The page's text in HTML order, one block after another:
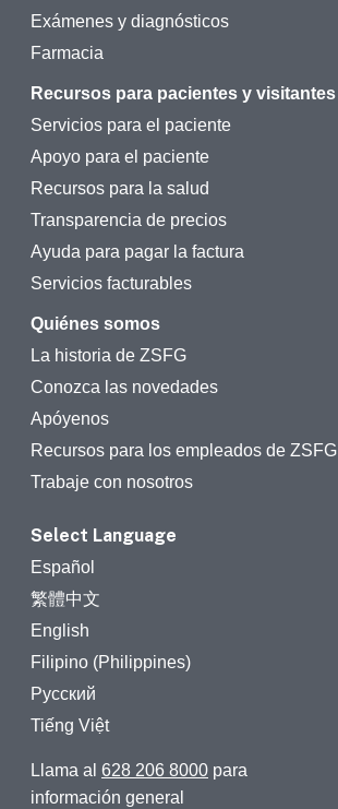
Exámenes y diagnósticos
Farmacia
Recursos para pacientes y visitantes
Servicios para el paciente
Apoyo para el paciente
Recursos para la salud
Transparencia de precios
Ayuda para pagar la factura
Servicios facturables
Quiénes somos
La historia de ZSFG
Conozca las novedades
Apóyenos
Recursos para los empleados de ZSFG
Trabaje con nosotros
Select Language
Español
繁體中文
English
Filipino (Philippines)
Русский
Tiếng Việt
Llama al 628 206 8000 para
información general